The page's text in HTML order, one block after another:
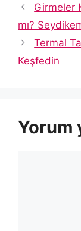
Girmeler
mı?
Termal
Keşfedin
Yorum